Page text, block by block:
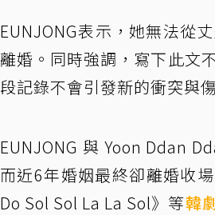
EUNJONG表示，她無法從
離婚。同時強調，寫下此文
段記錄不會引發新的衝突與
EUNJONG 與 Yoon Ddan
而近6年婚姻最終卻離婚收
Do Sol Sol La La Sol》等韓